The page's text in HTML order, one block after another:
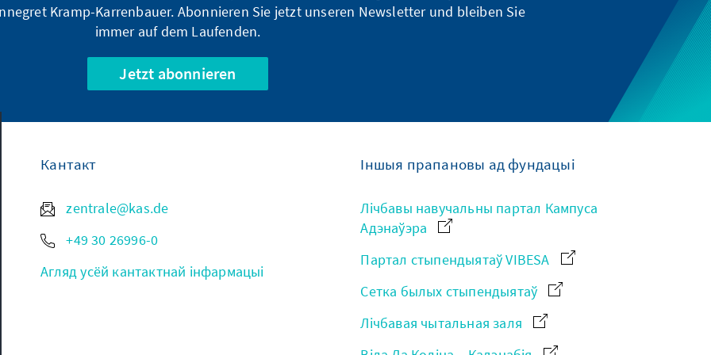
Kramp-Karrenbauer. Abonnieren Sie jetzt unseren Newsletter und bleiben Sie
immer auf dem Laufenden.
Jetzt abonnieren
Кантакт
zentrale@kas.de
+49 30 26996-0
Агляд усёй кантактнай інфармацыі
Іншыя прапановы ад фундацыі
Лічбавы навучальны партал Кампуса
Адэнаўэра
Партал стыпендыятаў VIBESA
Сетка былых стыпендыятаў
Лічбавая чытальная заля